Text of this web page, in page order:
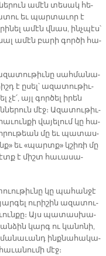
ա­մէն տե­սակ հե­
եւ պար­տա­ւոր է
ա­մէն վնաս, ինչ­պէս՝
ա­մէն բա­րի գոր­ծի հա­
ա­զա­տու­թիւ­նը սահ­մա­նա­
է ը­սել՝ ա­զա­տու­թիւ­
այլ գոր­ծել ի­րեն
մէջ։ Ա­զա­տու­թիւ­
վա­յե­լում կը հա­
մը եւ պա­տաս­
եւ «պարտք» կշի­ռի մը
է միշտ հա­ւա­սա­
կը պա­հան­ջէ
ու­րի­շին ա­զա­տու­
Այս պա­տաս­խա­
կարգ ու կա­նո­նի,
մա­նա­ւանդ ինք­նա­հա­կա­
մէջ։